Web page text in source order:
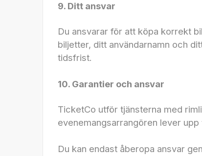
9. Ditt ansvar
Du ansvarar för att köpa korrekt
biljetter, ditt användarnamn och
tidsfrist.
10. Garantier och ansvar
TicketCo utför tjänsterna med
evenemangsarrangören lever upp
Du kan endast åberopa ansvar